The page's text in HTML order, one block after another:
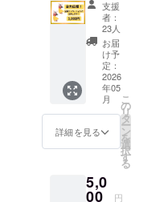
細は古
民家チ
ダッケ
インス
(@chid
akke)を
ご覧下
さい！
・リ
ターン
のメッ
セージ
ただい
たご支
援は、
焙煎
所・カ
フェ・
シェア
ハウス
の改修
費とし
ただき
ます。
ノベー
ション
費用
へ！
「品物
はなく
て大丈
夫。で
も応援
した
い」そ
を、あ
りがた
支援
者：
23人
お届
け予
定：
2026
年05
月
詳細を見る
こ
の
リ
タ
ー
ン
を
選
択
す
る
5,0
00 円